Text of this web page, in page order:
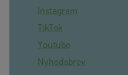
Instagram
TikTok
Youtube
Nyhedsbrev